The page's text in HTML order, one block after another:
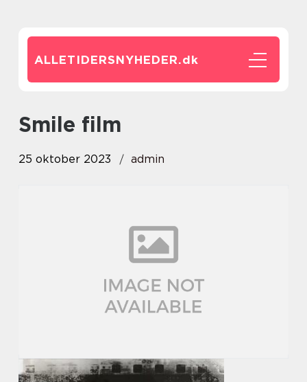
ALLETIDERSNYHEDER.dk
smile film
25 oktober 2023 admin